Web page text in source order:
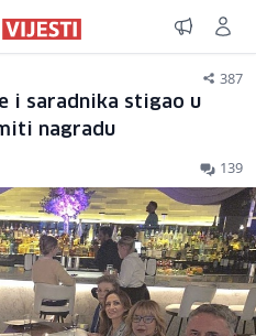
387
i saradnika stigao u
nagradu
139